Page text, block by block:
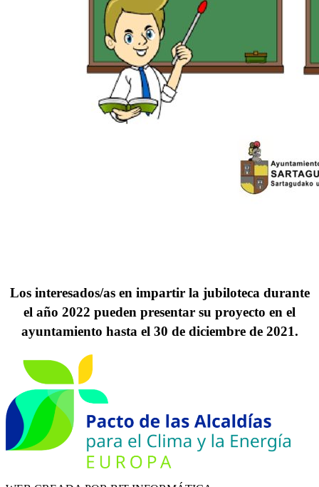
Los interesados/as en impartir la jubiloteca durante
el año 2022 pueden presentar su proyecto en el
ayuntamiento hasta el 30 de diciembre de 2021.